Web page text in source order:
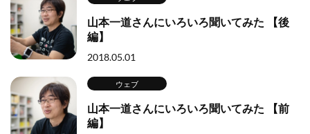
山本一道さんにいろいろ聞いてみた 【後
編】
2018.05.01
ウェブ
山本一道さんにいろいろ聞いてみた 【前
編】